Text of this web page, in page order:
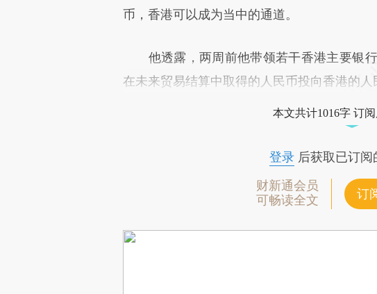
币，香港可以成为当中的通道。
他透露，两周前他带领若干香港主要银行
在未来贸易结算中取得的人民币投向香港的人
本文共计1016字 订
登录后获取已订阅
财新通会员
可畅读全文
订